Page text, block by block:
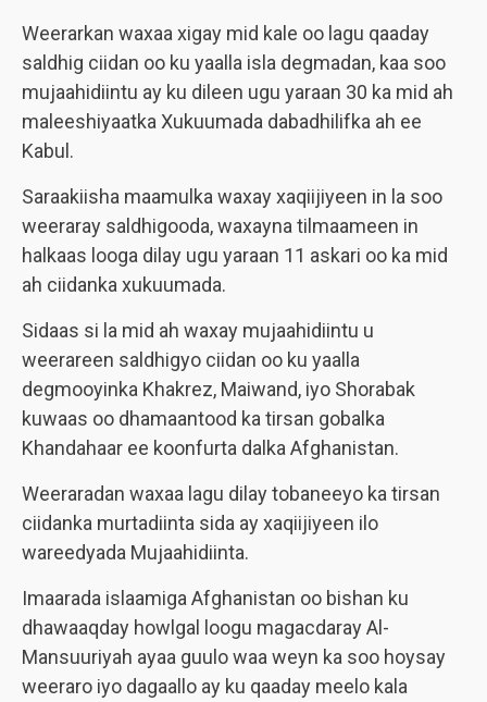
Weerarkan waxaa xigay mid kale oo lagu qaaday
saldhig ciidan oo ku yaalla isla degmadan, kaa soo
mujaahidiintu ay ku dileen ugu yaraan 30 ka mid ah
maleeshiyaatka Xukuumada dabadhilifka ah ee
Kabul.
Saraakiisha maamulka waxay xaqiijiyeen in la soo
weeraray saldhigooda, waxayna tilmaameen in
halkaas looga dilay ugu yaraan 11 askari oo ka mid
ah ciidanka xukuumada.
Sidaas si la mid ah waxay mujaahidiintu u
weerareen saldhigyo ciidan oo ku yaalla
degmooyinka Khakrez, Maiwand, iyo Shorabak
kuwaas oo dhamaantood ka tirsan gobalka
Khandahaar ee koonfurta dalka Afghanistan.
Weeraradan waxaa lagu dilay tobaneeyo ka tirsan
ciidanka murtadiinta sida ay xaqiijiyeen ilo
wareedyada Mujaahidiinta.
Imaarada islaamiga Afghanistan oo bishan ku
dhawaaqday howlgal loogu magacdaray Al-
Mansuuriyah ayaa guulo waa weyn ka soo hoysay
weeraro iyo dagaallo ay ku qaaday meelo kala